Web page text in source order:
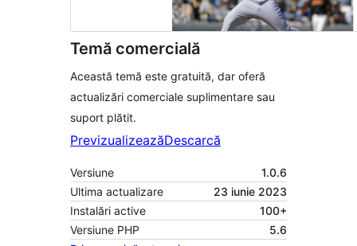
Temă comercială
Această temă este gratuită, dar oferă
actualizări comerciale suplimentare sau
suport plătit.
PrevizualizeazăDescarcă
Versiune
1.0.6
Ultima actualizare
23 iunie 2023
Instalări active
100+
Versiune PHP
5.6